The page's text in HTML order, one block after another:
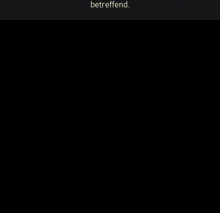
betreffend.